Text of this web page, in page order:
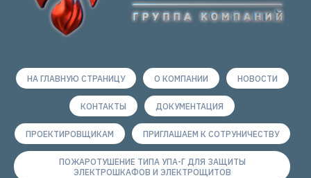
НА ГЛАВНУЮ СТРАНИЦУ О КОМПАНИИ НОВОСТИ
КОНТАКТЫ ДОКУМЕНТАЦИЯ
ПРОЕКТИРОВЩИКАМ ПРИГЛАШАЕМ К СОТРУНИЧЕСТВУ
ПОЖАРОТУШЕНИЕ ТИПА УПА-Г ДЛЯ ЗАЩИТЫ
ЭЛЕКТРОШКАФОВ И ЭЛЕКТРОЩИТОВ